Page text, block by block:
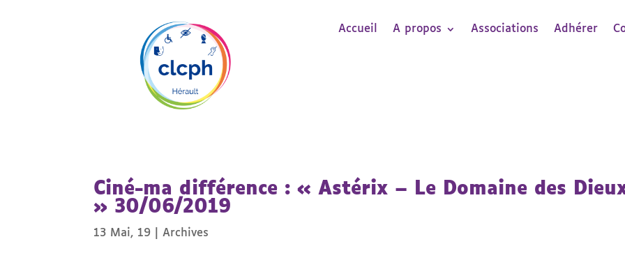
Accueil A propos Associations Adhérer
Ciné-ma différence : « Astérix – Le Domaine des
» 30/06/2019
13 Mai, 19 |Archives